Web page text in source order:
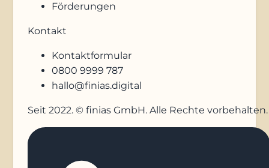
Förderungen
Kontakt
Kontaktformular
0800 9999 787
hallo@finias.digital
Seit 2022. © finias GmbH. Alle Rechte vorbehalten.